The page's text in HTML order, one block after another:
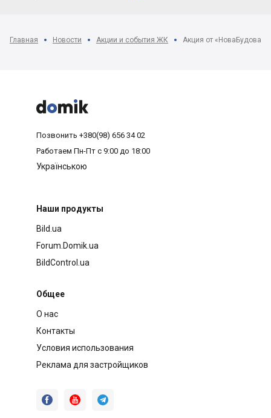
Главная Новости Акции и события ЖК



Позвонить +380(98) 656 34 02
Работаем Пн-Пт с 9:00 до 18:00
Українською
Наши продукты
Bild.ua
Forum.Domik.ua
BildControl.ua
Общее
О нас
Контакты
Условия использования
Реклама для застройщиков
  